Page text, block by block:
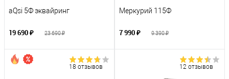
aQsi 5Ф эквайринг
19 690 ₽ 23 690 ₽
Меркурий 115Ф
7 990 ₽ 9 390 ₽
18 отзывов 12 отзывов